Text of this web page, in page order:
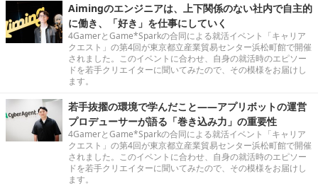
Aimingのエンジニアは、上下関係のない社内で自主的
に働き、「好き」を仕事にしていく
4GamerとGame*Sparkの合同による就活イベント「キャリア
クエスト」の第4回が東京都立産業貿易センター浜松町館で開催
されました。このイベントに合わせ、自身の就活時のエピソー
ドを若手クリエイターに聞いてみたので、その模様をお届けし
ます。
若手抜擢の環境で学んだこと――アプリボットの運営
プロデューサーが語る「巻き込み力」の重要性
4GamerとGame*Sparkの合同による就活イベント「キャリア
クエスト」の第4回が東京都立産業貿易センター浜松町館で開催
されました。このイベントに合わせ、自身の就活時のエピソー
ドを若手クリエイターに聞いてみたので、その模様をお届けし
ます。